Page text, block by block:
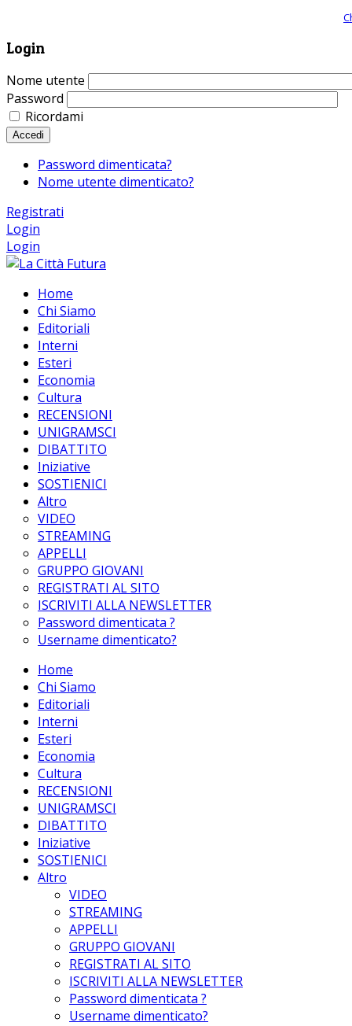
Login
Nome utente
Password
Ricordami
Accedi
Password dimenticata?
Nome utente dimenticato?
Registrati
Login
Login
Home
Chi Siamo
Editoriali
Interni
Esteri
Economia
Cultura
RECENSIONI
UNIGRAMSCI
DIBATTITO
Iniziative
SOSTIENICI
Altro
VIDEO
STREAMING
APPELLI
GRUPPO GIOVANI
REGISTRATI AL SITO
ISCRIVITI ALLA NEWSLETTER
Password dimenticata ?
Username dimenticato?
Home
Chi Siamo
Editoriali
Interni
Esteri
Economia
Cultura
RECENSIONI
UNIGRAMSCI
DIBATTITO
Iniziative
SOSTIENICI
Altro
VIDEO
STREAMING
APPELLI
GRUPPO GIOVANI
REGISTRATI AL SITO
ISCRIVITI ALLA NEWSLETTER
Password dimenticata ?
Username dimenticato?